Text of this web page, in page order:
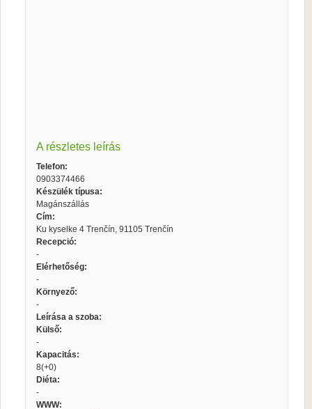
A részletes leírás
Telefon:
0903374466
Készülék típusa:
Magánszállás
Cím:
Ku kyselke 4 Trenčín, 91105 Trenčín
Recepció:
-
Elérhetőség:
-
Környező:
-
Leírása a szoba:
Külső:
-
Kapacitás:
8(+0)
Diéta:
-
WWW: